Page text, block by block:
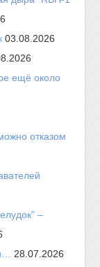
03.08.2026
ещё около
отказом
–
28.07.2026